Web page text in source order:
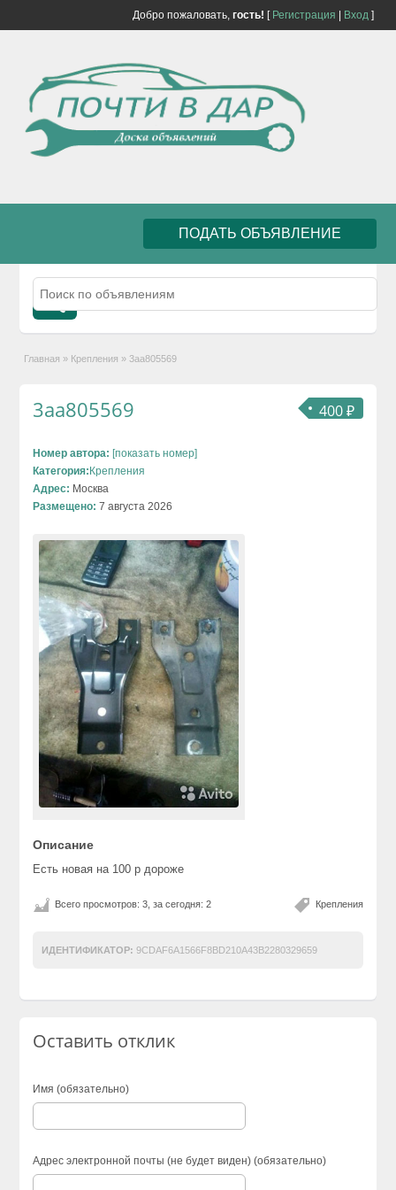
Добро пожаловать, гость! [ Регистрация Вход]
ПОДАТЬ ОБЪЯВЛЕНИЕ
Главная » Крепления » 3aa805569
400 ₽
3aa805569
Номер автора: [показать номер]
Категория: Крепления
Адрес: Москва
Размещено: 7 августа 2026
Описание
Есть новая на 100 р дороже
Крепления
Всего просмотров: 3, за сегодня: 2
ИДЕНТИФИКАТОР: 9CDAF6A1566F8BD210A43B2280329659
Оставить отклик
Имя (обязательно)
Адрес электронной почты (не будет виден) (обязательно)